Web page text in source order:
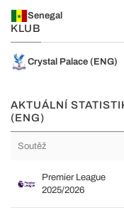
Senegal
KLUB
Crystal Palace (ENG)
AKTUÁLNÍ
(ENG)
Soutěž
Premier League
2025/2026